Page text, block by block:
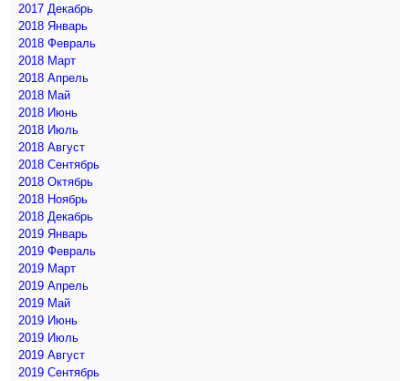
2017 Декабрь
2018 Январь
2018 Февраль
2018 Март
2018 Апрель
2018 Май
2018 Июнь
2018 Июль
2018 Август
2018 Сентябрь
2018 Октябрь
2018 Ноябрь
2018 Декабрь
2019 Январь
2019 Февраль
2019 Март
2019 Апрель
2019 Май
2019 Июнь
2019 Июль
2019 Август
2019 Сентябрь